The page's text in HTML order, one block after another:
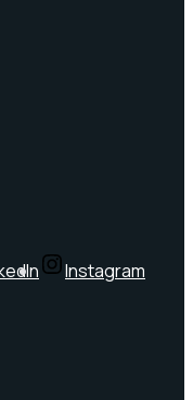
Instagram